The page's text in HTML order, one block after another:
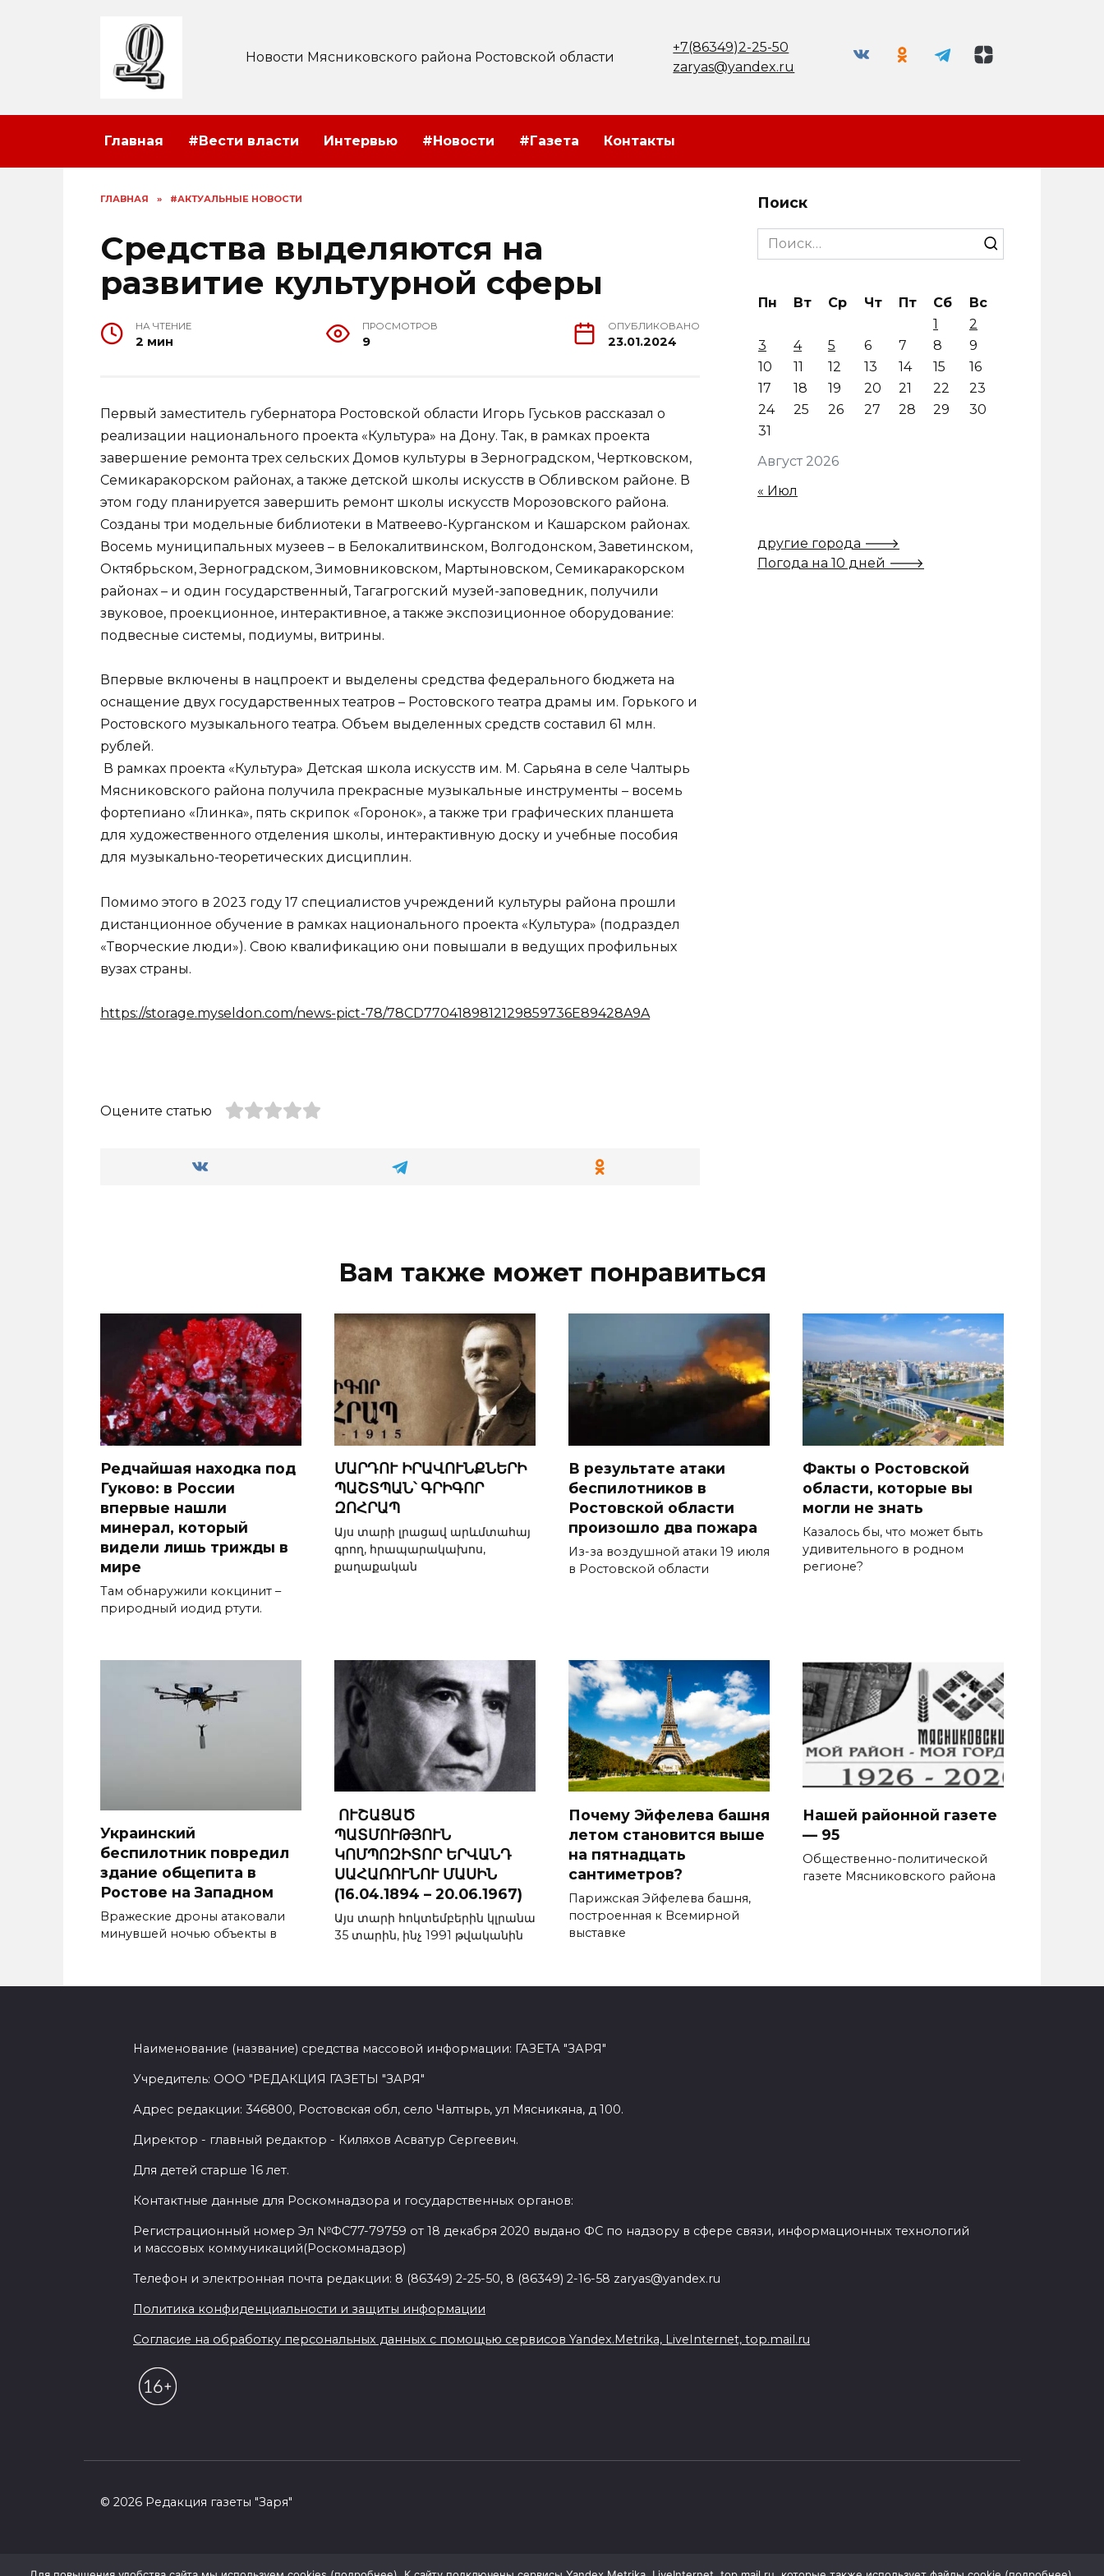
Новости Мясниковского района Ростовской области
+7(86349)2-25-50
zaryas@yandex.ru
Главная #Вести власти Интервью #Новости #Газета Контакты
ГЛАВНАЯ » #АКТУАЛЬНЫЕ НОВОСТИ
Средства выделяются на
развитие культурной сферы
НА ЧТЕНИЕ
2 мин
ПРОСМОТРОВ
9
ОПУБЛИКОВАНО
23.01.2024
Первый заместитель губернатора Ростовской области Игорь Гуськов рассказал о
реализации национального проекта «Культура» на Дону. Так, в рамках проекта
завершение ремонта трех сельских Домов культуры в Зерноградском, Чертковском,
Семикаракорском районах, а также детской школы искусств в Обливском районе. В
этом году планируется завершить ремонт школы искусств Морозовского района.
Созданы три модельные библиотеки в Матвеево-Курганском и Кашарском районах.
Восемь муниципальных музеев – в Белокалитвинском, Волгодонском, Заветинском,
Октябрьском, Зерноградском, Зимовниковском, Мартыновском, Семикаракорском
районах – и один государственный, Тагагрогский музей-заповедник, получили
звуковое, проекционное, интерактивное, а также экспозиционное оборудование:
подвесные системы, подиумы, витрины.
Впервые включены в нацпроект и выделены средства федерального бюджета на
оснащение двух государственных театров – Ростовского театра драмы им. Горького и
Ростовского музыкального театра. Объем выделенных средств составил 61 млн.
рублей.
В рамках проекта «Культура» Детская школа искусств им. М. Сарьяна в селе Чалтырь
Мясниковского района получила прекрасные музыкальные инструменты – восемь
фортепиано «Глинка», пять скрипок «Горонок», а также три графических планшета
для художественного отделения школы, интерактивную доску и учебные пособия
для музыкально-теоретических дисциплин.
Помимо этого в 2023 году 17 специалистов учреждений культуры района прошли
дистанционное обучение в рамках национального проекта «Культура» (подраздел
«Творческие люди»). Свою квалификацию они повышали в ведущих профильных
вузах страны.
https://storage.myseldon.com/news-pict-78/78CD7704189812129859736E89428A9A
Оцените статью
Поиск
Search
for:
Август 2026
Пн Вт Ср Чт Пт Сб
Вс
1
2
3
4 5 6 7 8
9
10
11 12 13 14 15
16
17
18 19 20 21 22
23
24
25 26 27 28 29
30
31
« Июл
другие города 🡒
Погода на 10 дней 🡒
Вам также может понравиться
Редчайшая находка под
Гуково: в России
впервые нашли
минерал, который
видели лишь трижды в
мире
Там обнаружили кокцинит –
природный иодид ртути.
ՄԱՐԴՈՒ ԻՐԱՎՈՒՆՔՆԵՐԻ
ՊԱՇՏՊԱՆ՝ ԳՐԻԳՈՐ
ԶՈՀՐԱՊ
Այս տարի լրացավ արևմտահայ
գրող, հրապարակախոս,
քաղաքական
В результате атаки
беспилотников в
Ростовской области
произошло два пожара
Из-за воздушной атаки 19 июля
в Ростовской области
Факты о Ростовской
области, которые вы
могли не знать
Казалось бы, что может быть
удивительного в родном
регионе?
Украинский
беспилотник повредил
здание общепита в
Ростове на Западном
Вражеские дроны атаковали
минувшей ночью объекты в
ՈՒՇԱՑԱԾ
ՊԱՏՄՈՒԹՅՈՒՆ
ԿՈՄՊՈԶԻՏՈՐ ԵՐՎԱՆԴ
ՍԱՀԱՌՈՒՆՈՒ ՄԱՍԻՆ
(16.04.1894 – 20.06.1967)
Այս տարի հոկտեմբերին կլրանա
35 տարին, ինչ 1991 թվականին
Почему Эйфелева башня
летом становится выше
на пятнадцать
сантиметров?
Парижская Эйфелева башня,
построенная к Всемирной
выставке
Нашей районной газете
— 95
Общественно-политической
газете Мясниковского района
Наименование (название) средства массовой информации: ГАЗЕТА "ЗАРЯ"
Учредитель: ООО "РЕДАКЦИЯ ГАЗЕТЫ "ЗАРЯ"
Адрес редакции: 346800, Ростовская обл, село Чалтырь, ул Мясникяна, д 100.
Директор - главный редактор - Киляхов Асватур Сергеевич.
Для детей старше 16 лет.
Контактные данные для Роскомнадзора и государственных органов:
Регистрационный номер Эл №ФС77-79759 от 18 декабря 2020 выдано ФС по надзору в сфере связи, информационных технологий
и массовых коммуникаций(Роскомнадзор)
Телефон и электронная почта редакции: 8 (86349) 2-25-50, 8 (86349) 2-16-58 zaryas@yandex.ru
Политика конфиденциальности и защиты информации
Согласие на обработку персональных данных с помощью сервисов Yandex.Metrika, LiveInternet, top.mail.ru
© 2026 Редакция газеты "Заря"